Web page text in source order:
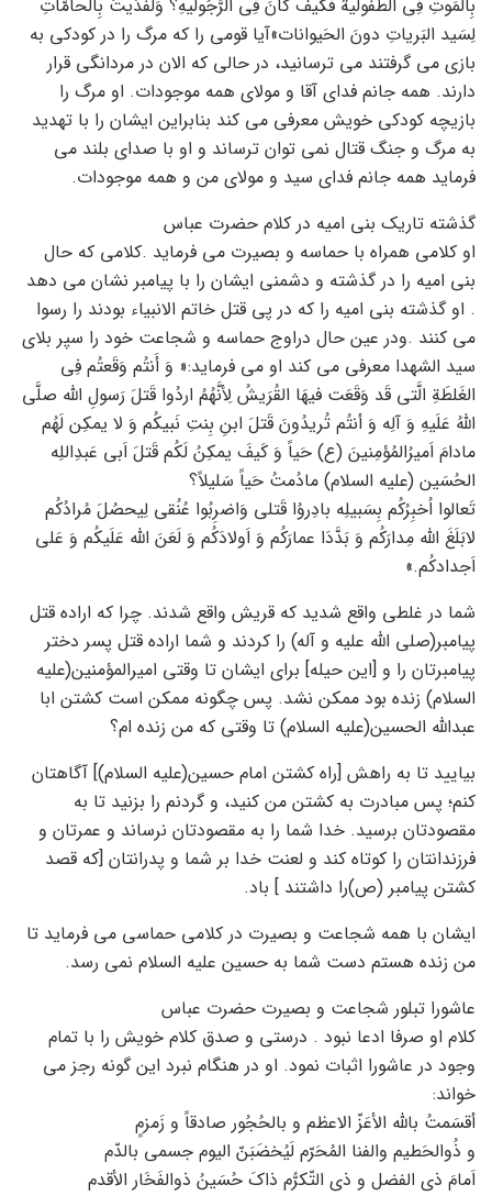
بِالمَوتِ فِی الطُّفُولیة فَکَیفَ کانَ فِی الرُّجُولیهِ؟ وَلَفَدَیتُ بِالحامّاتِ
لِسَید البَریاتِ دونَ الحَیوانات»آیا قومی را که مرگ را در کودکی به
بازی می گرفتند می ترسانید، در حالی که الان در مردانگی قرار
دارند. همه جانم فدای آقا و مولای همه موجودات. او مرگ را
بازیچه کودکی خویش معرفی می کند بنابراین ایشان را با تهدید
به مرگ و جنگ قتال نمی توان ترساند و او با صدای بلند می
فرماید همه جانم فدای سید و مولای من و همه موجودات.
گذشته تاریک بنی امیه در کلام حضرت عباس
او کلامی همراه با حماسه و بصیرت می فرماید .کلامی که حال
بنی امیه را در گذشته و دشمنی ایشان را با پیامبر نشان می دهد
. او گذشته بنی امیه را که در پی قتل خاتم الانبیاء بودند را رسوا
می کنند .ودر عین حال دراوج حماسه و شجاعت خود را سپر بلای
سید الشهدا معرفی می کند او می فرماید:« وَ أَنتُم وَقَعتُم فِی
الغَلطَةِ الَّتی قَد وَقَعَت فیهَا القُرَیشُ لِأنَّهُمُ اردُوا قَتلَ رَسولِ الله صلَّی
اللهُ عَلَیهِ وَ آلِه وَ أنتُم تُریدُونَ قَتلَ ابنِ بِنتِ نَبیکُم وَ لا یمکِن لَهُم
مادامَ اَمیرُالمُؤمِنینَ (ع) حَیاً وَ کَیفَ یمکِنُ لَکُم قَتلَ اَبی عَبدِاللِه
الحُسَین (علیه السلام) مادُمتُ حَیاً سَلیلاً؟
تَعالوا اُخبِرُکُم بِسَبیلِه بادِروُا قَتلی وَاضرِبُوا عُنُقی لِیحصُلَ مُرادُکُم
لابَلَغَ الله مِدارَکُم وَ بَدَّدَا عمارَکُم وَ اَولادَکُم وَ لَعَنَ الله عَلَیکُم وَ عَلی
اَجدادکُم.»
شما در غلطی واقع شدید که قریش واقع شدند. چرا که اراده قتل
پیامبر(صلی الله علیه و آله) را کردند و شما اراده قتل پسر دختر
پیامبرتان را و [این حیله] برای ایشان تا وقتی امیرالمؤمنین(علیه
السلام) زنده بود ممکن نشد. پس چگونه ممکن است کشتن ابا
عبدالله الحسین(علیه السلام) تا وقتی که من زنده ام؟
بیایید تا به راهش [راه کشتن امام حسین(علیه السلام)] آگاهتان
کنم؛ پس مبادرت به کشتن من کنید، و گردنم را بزنید تا به
مقصودتان برسید. خدا شما را به مقصودتان نرساند و عمرتان و
فرزندانتان را کوتاه کند و لعنت خدا بر شما و پدرانتان [که قصد
کشتن پیامبر (ص)را داشتند ] باد.
ایشان با همه شجاعت و بصیرت در کلامی حماسی می فرماید تا
من زنده هستم دست شما به حسین علیه السلام نمی رسد.
عاشورا تبلور شجاعت و بصیرت حضرت عباس
کلام او صرفا ادعا نبود . درستی و صدق کلام خویش را با تمام
وجود در عاشورا اثبات نمود. او در هنگام نبرد این گونه رجز می
خواند:
أقسَمتُ بالله الأعَزّ الاعظم و بالحُجُور صادقاً و زَمزمٍ
و ذُوالحَطیم والفنا المُحَرّم لَیُخضَبَنّ الیوم جسمی بالدّم
اَمامَ ذی الفضل و ذی التّکرُّم ذاکَ حُسَینُ ذوالفَخَار الأقدم